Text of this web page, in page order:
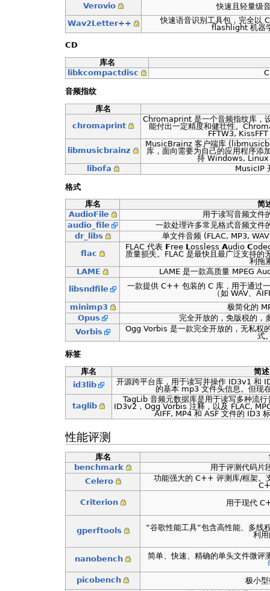
Verovio
快速且轻量级
Wav2Letter++
快速语音识别工具包，完全以
flashlight 机器
CD
库名
libkcompactdisc
音频指纹
库名
chromaprint
Chromaprint 是一个音频指纹库，
能付出一定精度和健壮性。
FFTW3,
libmusicbrainz
MusicBrainz 客户端库
库，面向需要为自己的应用程序
持 Windows, Linux
libofa
MusicIP
格式
库名
简
AudioFile
用于读写音频文
audio_file
一款处理许多常见格式音频文件
dr_libs
单文件音频 (FLAC, MP3,
flac
FLAC 代表 Free Lossless Audio C
质量损失。FLAC 是最快且最广泛支持的
利拖
LAME
LAME 是一款高质量 MPEG
libsndfile
一款提供 C++ 包装的 C 库，用于通过
（如 WAV、
minimp3
极简化的
Opus
完全开放的，免版税的，
Vorbis
Ogg Vorbis 是一款完全开放的，无私权
式
标签
库名
简述
id3lib
开源跨平台库，用于读写并操作 ID3v1 和
的基本 mp3 文件头信息。但现
taglib
TagLib 音频元数据库是用于读写多种流
ID3v2，Ogg Vorbis 注释，以及 FLAC,
AIFF, MP4 和 ASF 文件的 ID3
性能评测
库名
benchmark
用于评测代码片
Celero
功能强大的 C++ 评测库/框架
Criterion
用于现代
gperftools
“谷歌性能工具”包含高性能、多
利
nanobench
简单、快速、精确的单头文件微
picobench
极小